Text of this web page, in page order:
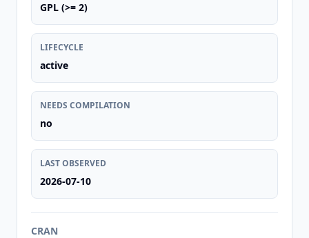
GPL (>= 2)
LIFECYCLE
active
NEEDS COMPILATION
no
LAST OBSERVED
2026-07-10
CRAN